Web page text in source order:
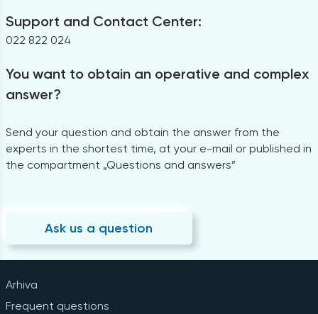
Support and Contact Center:
022 822 024
You want to obtain an operative and complex
answer?
Send your question and obtain the answer from the
experts in the shortest time, at your e-mail or published in
the compartment „Questions and answers”
Ask us a question
Arhiva
Frequent questions